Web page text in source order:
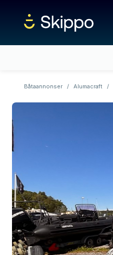
Båtaannonser / Alumacraft /